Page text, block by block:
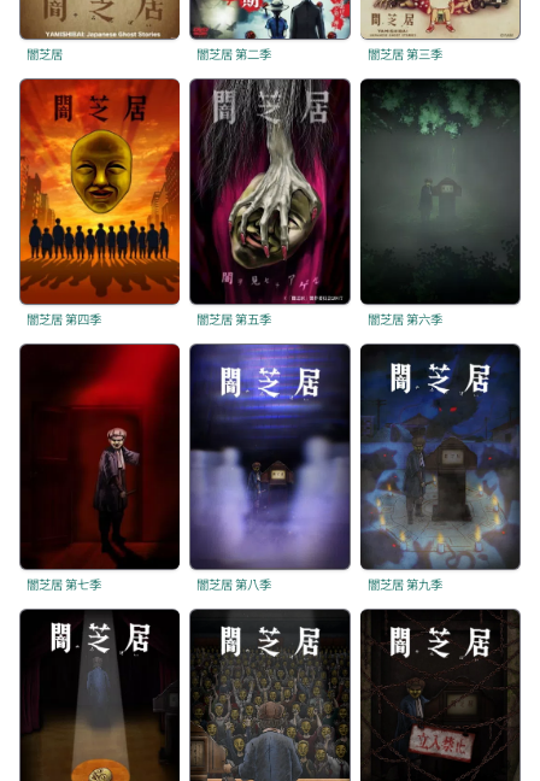
闇芝居 闇芝居 第二季 闇芝居 第三季
闇芝居 第四季 闇芝居 第五季 闇芝居 第六季
闇芝居 第七季 闇芝居 第八季 闇芝居 第九季